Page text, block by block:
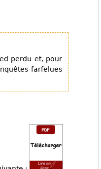
perdu et, pour
farfelues